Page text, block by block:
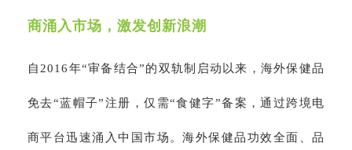
商涌入市场，激发创新浪潮
自2016年“审备结合”的双轨制启动以来，海外保健品
免去“蓝帽子”注册，仅需“食健字”备案，通过跨境电
商平台迅速涌入中国市场。海外保健品功效全面、品